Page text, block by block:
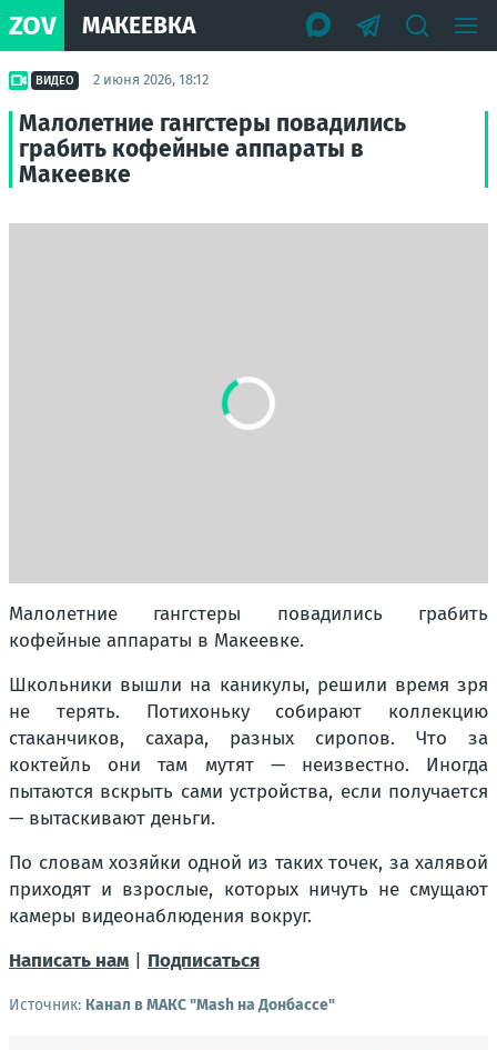
ZOV МАКЕЕВКА
ВИДЕО 2 июня 2026, 18:12
Малолетние гангстеры повадились
грабить кофейные аппараты в
Макеевке
Малолетние гангстеры повадились грабить
кофейные аппараты в Макеевке.
Школьники вышли на каникулы, решили время зря
не терять. Потихоньку собирают коллекцию
стаканчиков, сахара, разных сиропов. Что за
коктейль они там мутят — неизвестно. Иногда
пытаются вскрыть сами устройства, если получается
— вытаскивают деньги.
По словам хозяйки одной из таких точек, за халявой
приходят и взрослые, которых ничуть не смущают
камеры видеонаблюдения вокруг.
Написать нам
Подписаться
Источник: Канал в МАКС "Mash на Донбассе"